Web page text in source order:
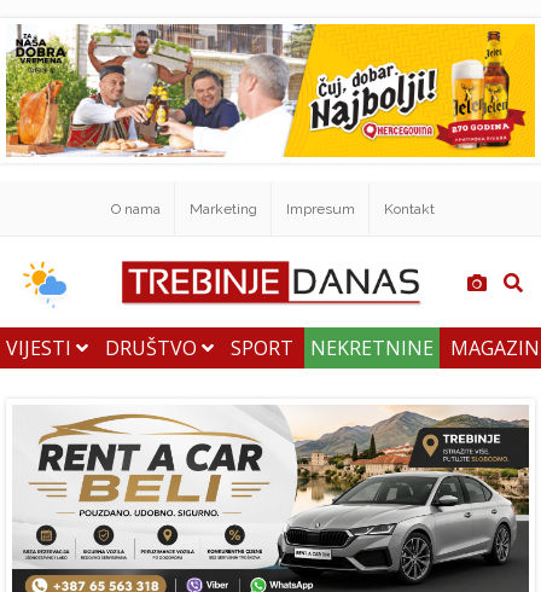
O nama Marketing Impresum Kontakt
VIJESTI DRUŠTVO SPORT NEKRETNINE